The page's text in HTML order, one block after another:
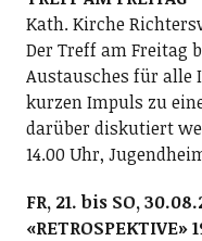
Kath. Kirche
Der Treff am Freitag
Austausches für alle
kurzen Impuls zu
darüber diskutiert
14.00 Uhr,
FR, 21. bis SO,
«RETROSPEKTIVE»